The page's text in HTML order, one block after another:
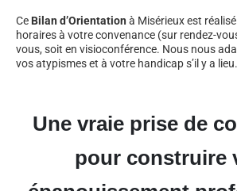
Ce Bilan d’Orientation à Misérieux est
horaires à votre convenance (sur rendez-
vous, soit en visioconférence. Nous nous
vos atypismes et à votre handicap s’il y a lieu.
Une vraie prise de
pour construire